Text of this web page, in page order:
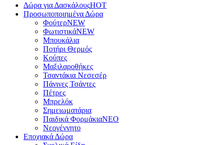
Δώρα για ΔασκάλουςHOT
Προσωποποιημένα Δώρα
ΦούτερNEW
ΦωτιστικάNEW
Μπουκάλια
Ποτήρι Θερμός
Κούπες
Μαξιλαροθήκες
Τσαντάκια Νεσεσέρ
Πάνινες Τσάντες
Πέτρες
Μπρελόκ
Σημειωματάρια
Παιδικά ΦορμάκιαNEO
Νεογέννητο
Εποχιακά Δώρα